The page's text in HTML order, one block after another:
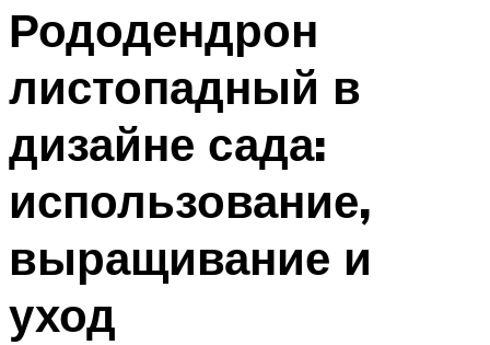
Рододендрон
листопадный в
дизайне сада:
использование,
выращивание и
уход